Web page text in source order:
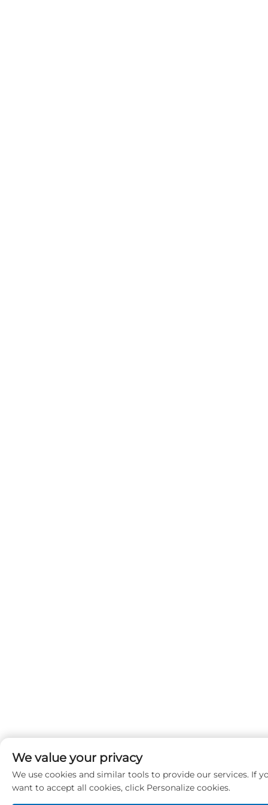
We value your privacy
We use cookies and similar tools to provide our services. If
want to accept all cookies, click Personalize cookies.